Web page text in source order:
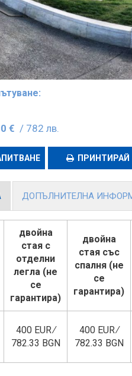
€ / 782 лв.
ПРИНТИРАЙ
ДОПЪЛНИТЕЛНА
двойна
стая с
отделни
легла (не
се
гарантира)
двойна
стая със
спалня (не
се
гарантира)
400 EUR ∕
782.33 BGN
400 EUR ∕
782.33 BGN